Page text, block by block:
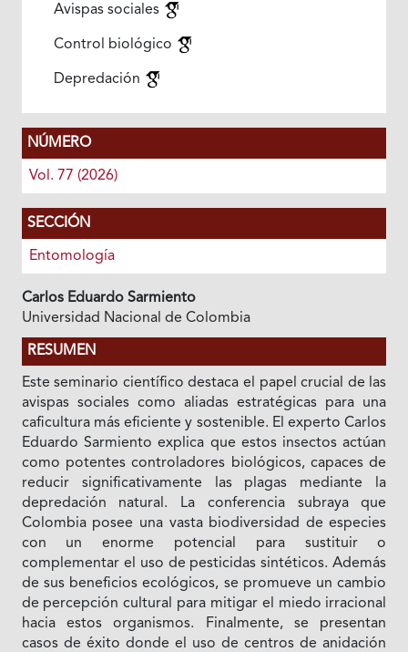
Avispas sociales
Control biológico
Depredación
NÚMERO
Vol. 77 (2026)
SECCIÓN
Entomología
Carlos Eduardo Sarmiento
Universidad Nacional de Colombia
RESUMEN
Este seminario científico destaca el papel crucial de las
avispas sociales como aliadas estratégicas para una
caficultura más eficiente y sostenible. El experto Carlos
Eduardo Sarmiento explica que estos insectos actúan
como potentes controladores biológicos, capaces de
reducir significativamente las plagas mediante la
depredación natural. La conferencia subraya que
Colombia posee una vasta biodiversidad de especies
con un enorme potencial para sustituir o
complementar el uso de pesticidas sintéticos. Además
de sus beneficios ecológicos, se promueve un cambio
de percepción cultural para mitigar el miedo irracional
hacia estos organismos. Finalmente, se presentan
casos de éxito donde el uso de centros de anidación